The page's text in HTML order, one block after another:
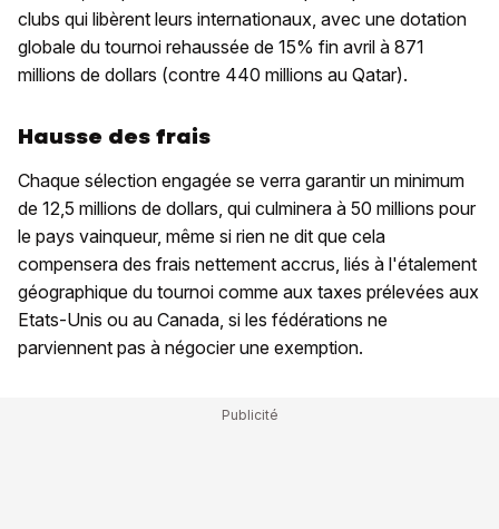
clubs qui libèrent leurs internationaux, avec une dotation
globale du tournoi rehaussée de 15% fin avril à 871
millions de dollars (contre 440 millions au Qatar).
Hausse des frais
Chaque sélection engagée se verra garantir un minimum
de 12,5 millions de dollars, qui culminera à 50 millions pour
le pays vainqueur, même si rien ne dit que cela
compensera des frais nettement accrus, liés à l'étalement
géographique du tournoi comme aux taxes prélevées aux
Etats-Unis ou au Canada, si les fédérations ne
parviennent pas à négocier une exemption.